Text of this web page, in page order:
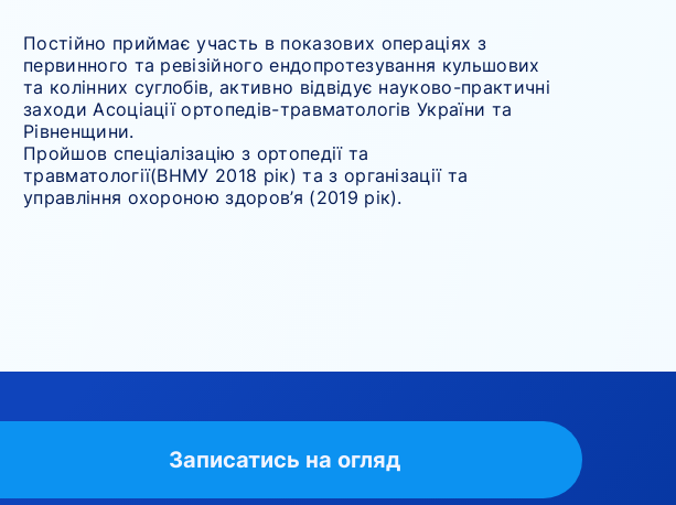
Постійно приймає участь в показових операціях з
первинного та ревізійного ендопротезування кульшових
та колінних суглобів, активно відвідує науково-практичні
заходи Асоціації ортопедів-травматологів України та
Рівненщини.
Пройшов спеціалізацію з ортопедії та
травматології(ВНМУ 2018 рік) та з організації та
управління охороною здоров’я (2019 рік).